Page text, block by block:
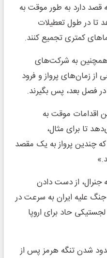
قصد دارد به طور موقت به
تا در طول تعطیلات
کمتری تجمیع کنند.
همچنین به شرکت‌های
از زمان‌های پرواز و فرود
فصل بعد، پس بگیرند.
اقدامات موقت به
تا برای مثال،
چندین پرواز به یک مقصد
جنرال، از دست دادن
علیه ایران به سرعت در
حاد برای اروپا
شدن تنگه هرمز پس از